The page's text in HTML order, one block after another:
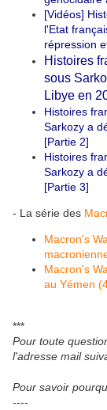
[Vidéos]
l'Etat
répression
Histoires
sous
Libye en
Histoires
Sarkozy a
[Partie 2]
Histoires
Sarkozy a
[Partie 3]
- La série des
Macron's
Macron's
au Yémen
***
Pour toute
l'adresse mail
Pour savoir
----